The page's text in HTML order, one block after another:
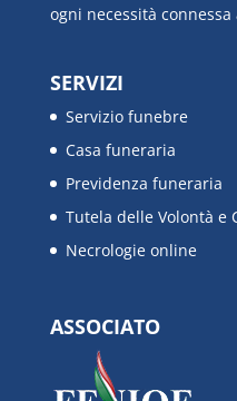
ogni necessità
SERVIZI
Servizio funebre
Casa funeraria
Previdenza funeraria
Tutela delle Volontà e
Necrologie online
ASSOCIATO